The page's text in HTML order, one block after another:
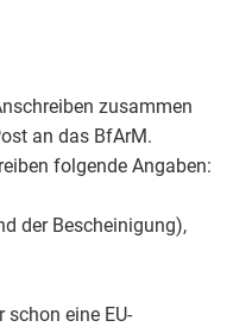
zusammen
an das BfArM.
folgende Angaben:
der Bescheinigung),
eine EU-